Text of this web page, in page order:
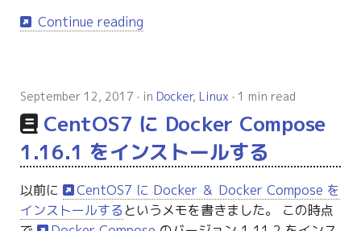
Continue reading
September 12, 2017 in Docker, Linux 1 min read
CentOS7 に Docker Compose
1.16.1 をインストールする
以前に
CentOS7 に Docker ＆ Docker Compose を
インストールするというメモを書きました。 この時点